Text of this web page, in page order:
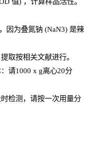
因为叠氮钠 (NaN3) 是辣
取按相关文献进行。
请1000 x g离心20分
检测，请按一次用量分